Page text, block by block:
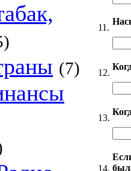
(7)
11.
12.
13.
14.